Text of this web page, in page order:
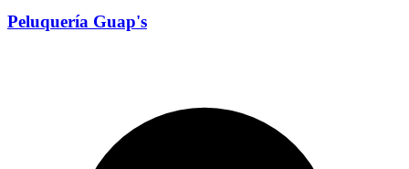
Peluquería Guap's